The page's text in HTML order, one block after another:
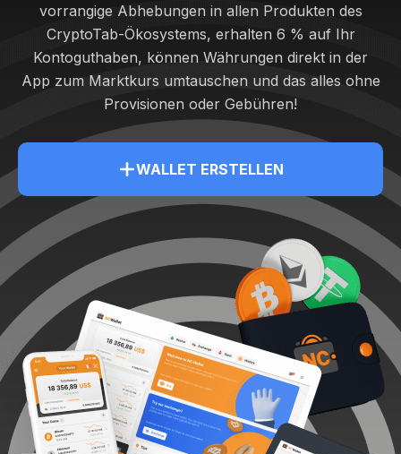
vorrangige Abhebungen in allen Produkten des
CryptoTab-Ökosystems, erhalten 6 % auf Ihr
Kontoguthaben, können Währungen direkt in der
App zum Marktkurs umtauschen und das alles ohne
Provisionen oder Gebühren!
WALLET ERSTELLEN